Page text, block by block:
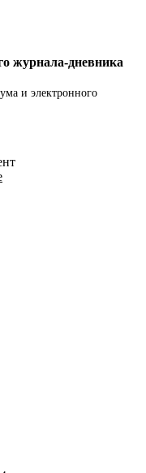
журнала‑дневника
и электронного